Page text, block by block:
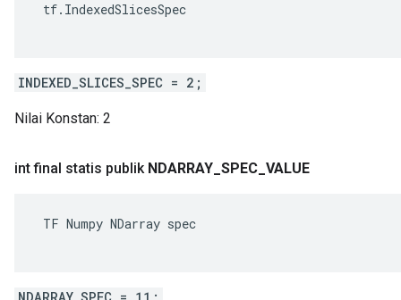
tf.IndexedSlicesSpec
INDEXED_SLICES_SPEC = 2;
Nilai Konstan: 2
int final statis publik NDARRAY SPEC VALUE
TF Numpy NDarray spec